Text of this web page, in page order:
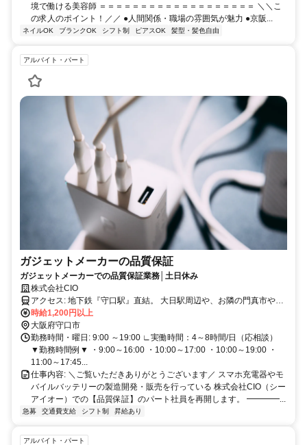
境で働ける美容師 ＝＝＝＝＝＝＝＝＝＝＝＝＝＝＝＝＝＝＝ ＼＼こ
の求人のポイント！／／ ●人間関係・職場の雰囲気が魅力 ●京阪...
ネイルOK ブランクOK シフト制 ピアスOK 髪型・髪色自由
アルバイト・パート
ガジェットメーカーの品質保証
ガジェットメーカーでの品質保証業務│土日休み
株式会社CIO
アクセス: 地下鉄『守口駅』直結。 大日駅周辺や、お隣の門真市や寝
屋川市から出勤しているスタッフも在籍中です。
時給1,200円以上
大阪府守口市
勤務時間・曜日: 9:00 ～19:00 ∟実働時間：4～8時間/日（応相談）
▼勤務時間例▼ ・9:00～16:00 ・10:00～17:00 ・10:00～19:00 ・
11:00～17:45...
仕事内容: ＼ご覧いただきありがとうございます／ スマホ充電器やモ
バイルバッテリーの製造開発・販売を行っている 株式会社CIO（シー
アイオー）での【品質保証】のパート社員を再開します。 ━━━━...
急募 交通費支給 シフト制 昇給あり
アルバイト・パート